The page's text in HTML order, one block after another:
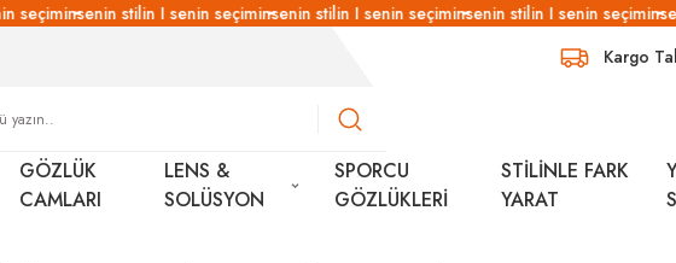
senin stilin I senin seçiminsenin stilin I senin seçiminsenin stilin I senin seçimin
Kargo
GÖZLÜK
CAMLARI
LENS &
SOLÜSYON
SPORCU
GÖZLÜKLERİ
STİLİNLE FARK
YARAT